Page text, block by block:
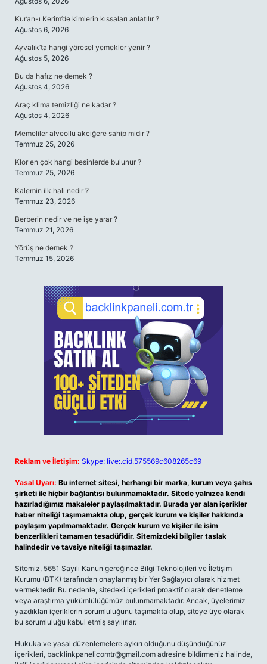
Kur’an-ı Kerim’de kimlerin kıssaları anlatılır ?
Ağustos 6, 2026
Ayvalık’ta hangi yöresel yemekler yenir ?
Ağustos 5, 2026
Bu da hafız ne demek ?
Ağustos 4, 2026
Araç klima temizliği ne kadar ?
Ağustos 4, 2026
Memeliler alveollü akciğere sahip midir ?
Temmuz 25, 2026
Klor en çok hangi besinlerde bulunur ?
Temmuz 25, 2026
Kalemin ilk hali nedir ?
Temmuz 23, 2026
Berberin nedir ve ne işe yarar ?
Temmuz 21, 2026
Yörüş ne demek ?
Temmuz 15, 2026
Reklam ve İletişim: Skype: live:.cid.575569c608265c69
Yasal Uyarı: Bu internet sitesi, herhangi bir marka, kurum veya şahıs
şirketi ile hiçbir bağlantısı bulunmamaktadır. Sitede yalnızca kendi
hazırladığımız makaleler paylaşılmaktadır. Burada yer alan içerikler
haber niteliği taşımamakta olup, gerçek kurum ve kişiler hakkında
paylaşım yapılmamaktadır. Gerçek kurum ve kişiler ile isim
benzerlikleri tamamen tesadüfidir. Sitemizdeki bilgiler taslak
halindedir ve tavsiye niteliği taşımazlar.
Sitemiz, 5651 Sayılı Kanun gereğince Bilgi Teknolojileri ve İletişim
Kurumu (BTK) tarafından onaylanmış bir Yer Sağlayıcı olarak hizmet
vermektedir. Bu nedenle, sitedeki içerikleri proaktif olarak denetleme
veya araştırma yükümlülüğümüz bulunmamaktadır. Ancak, üyelerimiz
yazdıkları içeriklerin sorumluluğunu taşımakta olup, siteye üye olarak
bu sorumluluğu kabul etmiş sayılırlar.
Hukuka ve yasal düzenlemelere aykırı olduğunu düşündüğünüz
içerikleri, backlinkpanelicomtr@gmail.com adresine bildirmeniz halinde,